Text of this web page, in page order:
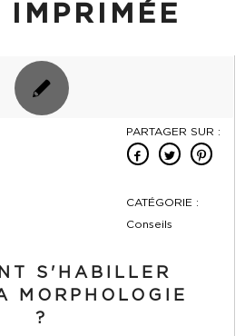
IMPRIMÉE
PARTAGER SUR :
CATÉGORIE :
Conseils
S'HABILLER
MORPHOLOGIE
?